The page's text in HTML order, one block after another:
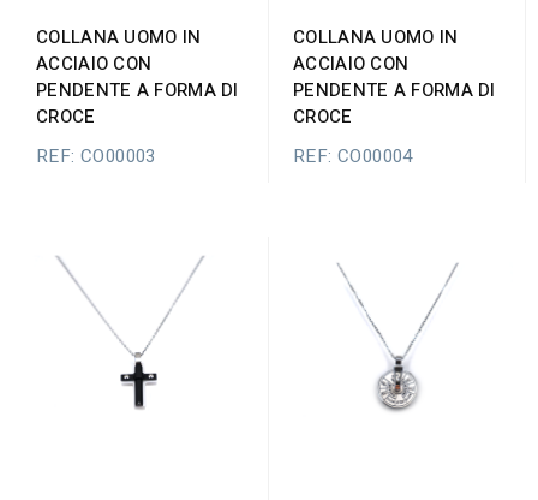
COLLANA UOMO IN
ACCIAIO CON
PENDENTE A FORMA DI
CROCE
REF: CO00003
COLLANA UOMO IN
ACCIAIO CON
PENDENTE A FORMA DI
CROCE
REF: CO00004